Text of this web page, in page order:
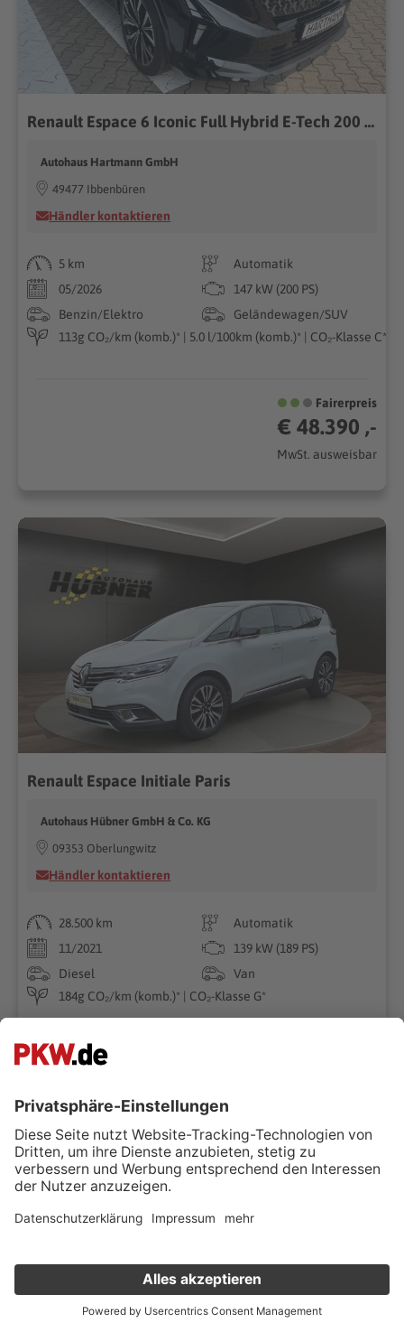
Renault Espace 6 Iconic Full Hybrid E-Tech 200 5-Sitzer
Autohaus Hartmann GmbH
49477 Ibbenbüren
Händler kontaktieren
5 km
Automatik
05/2026
147 kW (200 PS)
Benzin/Elektro
Geländewagen/SUV
113g CO₂/km (komb.)* | 5.0 l/100km (komb.)* | CO₂-Klasse C*
Fairerpreis
€ 48.390 ,-
MwSt. ausweisbar
Renault Espace Initiale Paris
Autohaus Hübner GmbH & Co. KG
09353 Oberlungwitz
Händler kontaktieren
28.500 km
Automatik
11/2021
139 kW (189 PS)
Diesel
Van
184g CO₂/km (komb.)* | CO₂-Klasse G*
Verkauf deinen Gebrauchten online